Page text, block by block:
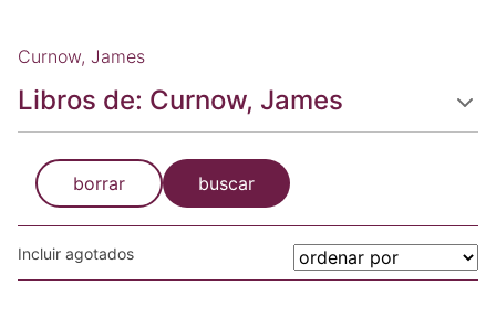
Curnow, James
Libros de: Curnow, James
borrar buscar
Incluir agotados